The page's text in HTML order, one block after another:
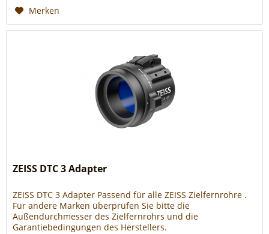
Merken
ZEISS DTC 3 Adapter
ZEISS DTC 3 Adapter Passend für alle ZEISS Zielfernrohre .
Für andere Marken überprüfen Sie bitte die
Außendurchmesser des Zielfernrohrs und die
Garantiebedingungen des Herstellers.